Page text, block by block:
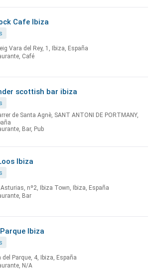
Cafe Ibiza
Vara del Rey, 1, Ibiza, España
Café
scottish bar ibiza
de Santa Agnè, SANT ANTONI DE PORTMANY,
Bar, Pub
Ibiza
Asturias, nº2, Ibiza Town, Ibiza, España
Bar
Ibiza
del Parque, 4, Ibiza, España
N/A